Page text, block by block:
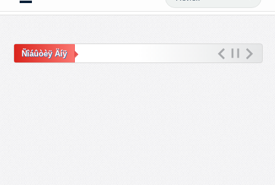
Ñîáûòèÿ Äíÿ